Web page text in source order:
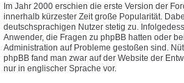
Im Jahr 2000 erschien die erste Version der
innerhalb kürzester Zeit große Popularität.
deutschsprachigen Nutzer stetig zu.
Anwender, die Fragen zu phpBB hatten oder
Administration auf Probleme gestoßen sind.
phpBB fand man zwar auf der Website der
nur in englischer Sprache vor.